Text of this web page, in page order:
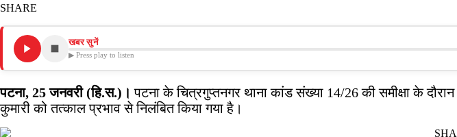
SHARE
खबर सुनें
▶ Press play to listen
पटना, 25 जनवरी (हि.स.)।पटना के चित्रगुप्तनगर थाना कांड संख्या 14/26 की समीक्षा के
कुमारी को तत्काल प्रभाव से निलंबित किया गया है।